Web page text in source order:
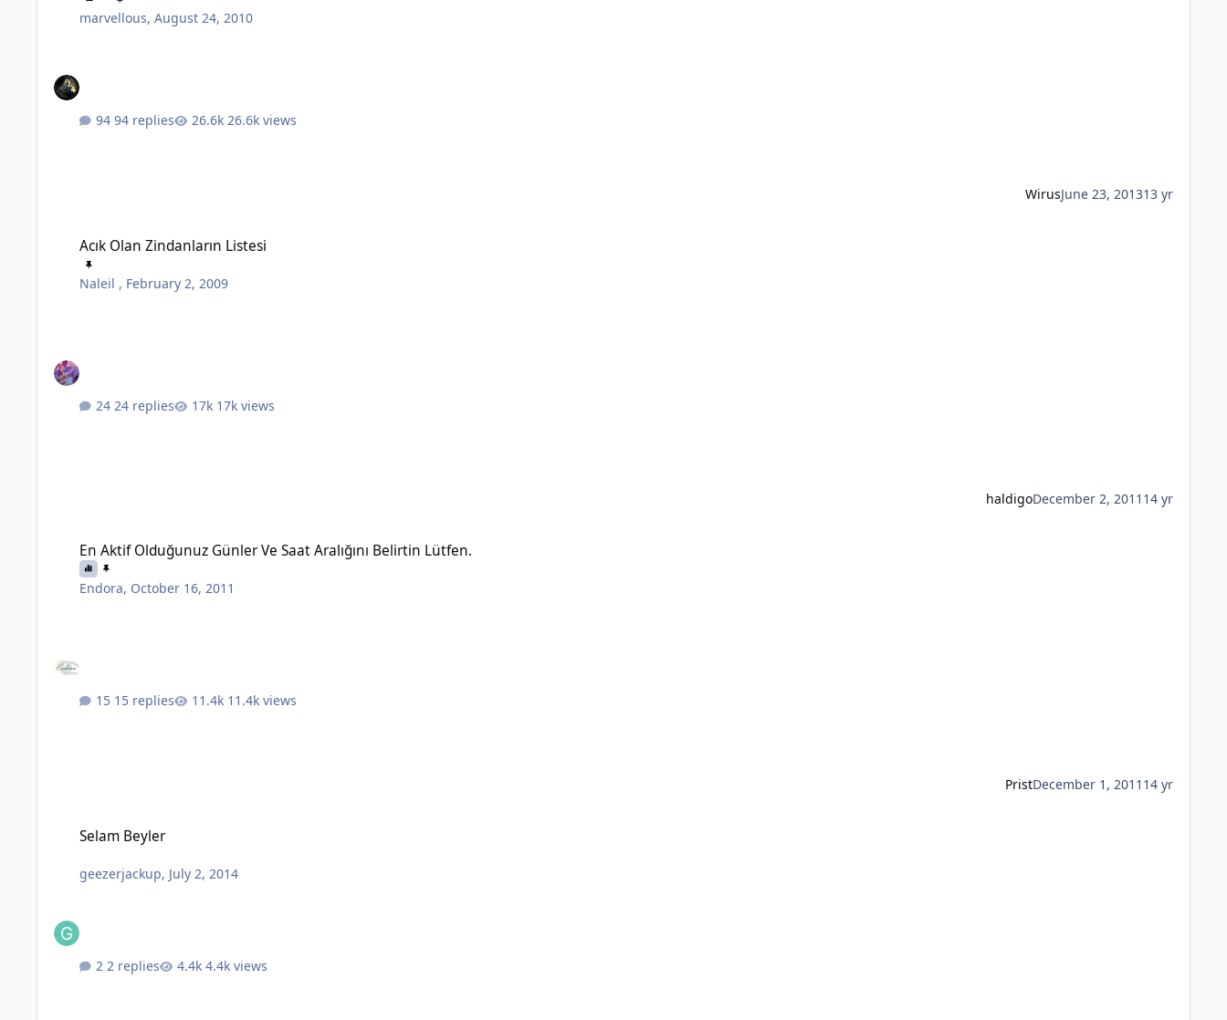
marvellous,August 24, 2010
94 replies 26.6k views
WirusJune 23, 201313 yr
Acık Olan Zindanların Listesi
Naleil , February 2, 2009
24 replies 17k views
haldigoDecember 2, 2011 14 yr
En Aktif Olduğunuz Günler Ve Saat Aralığını Belirtin Lütfen.
Endora, October 16, 2011
15 replies 11.4k views
PristDecember 1, 2011 14 yr
Selam Beyler
geezerjackup, July 2, 2014
2 replies 4.4k views